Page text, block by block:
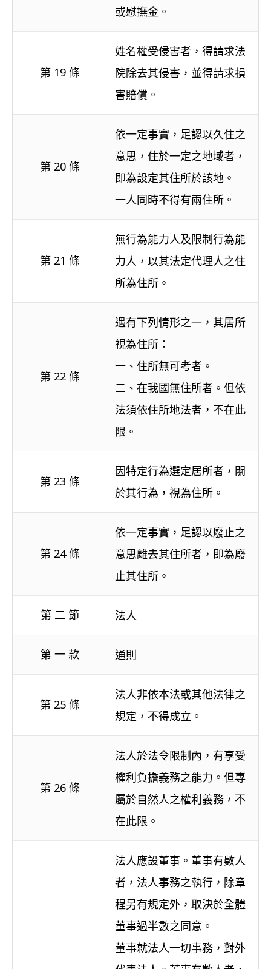
或慰撫金。
第 19 條
姓名權受侵害者，得請求法
院除去其侵害，並得請求損
害賠償。
第 20 條
依一定事實，足認以久住之
意思，住於一定之地域者，
即為設定其住所於該地。
一人同時不得有兩住所。
第 21 條
無行為能力人及限制行為能
力人，以其法定代理人之住
所為住所。
第 22 條
遇有下列情形之一，其居所
視為住所：
一、住所無可考者。
二、在我國無住所者。但依
法須依住所地法者，不在此
限。
第 23 條
因特定行為選定居所者，關
於其行為，視為住所。
第 24 條
依一定事實，足認以廢止之
意思離去其住所者，即為廢
止其住所。
第 二 節 法人
第 一 款 通則
第 25 條
法人非依本法或其他法律之
規定，不得成立。
第 26 條
法人於法令限制內，有享受
權利負擔義務之能力。但專
屬於自然人之權利義務，不
在此限。
法人應設董事。董事有數人
者，法人事務之執行，除章
程另有規定外，取決於全體
董事過半數之同意。
董事就法人一切事務，對外